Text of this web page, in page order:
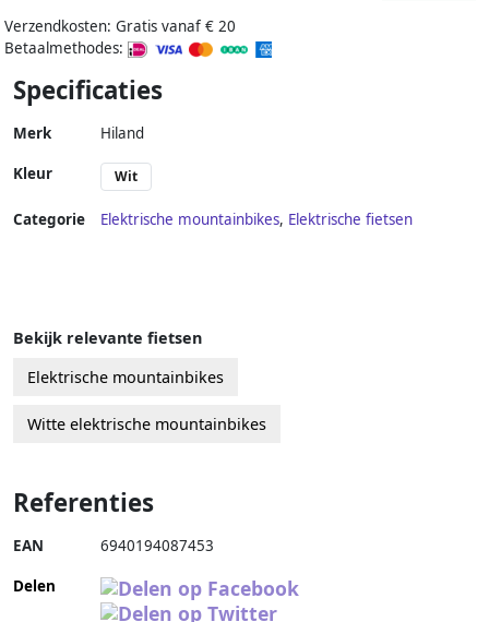
Verzendkosten: Gratis vanaf € 20
Betaalmethodes:
Specificaties
Merk Hiland
Kleur Wit
Categorie Elektrische mountainbikes, Elektrische fietsen
Bekijk relevante fietsen
Elektrische mountainbikes
Witte elektrische mountainbikes
Referenties
EAN 6940194087453
Delen